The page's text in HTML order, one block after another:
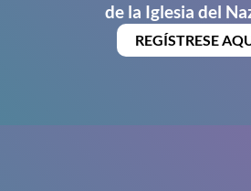
de la Iglesia del
REGÍSTRESE